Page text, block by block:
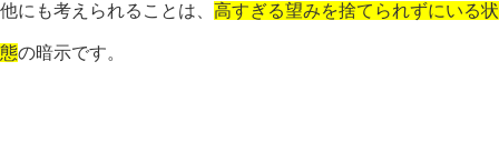
他にも考えられることは、 高すぎる望みを捨てられずにいる状
態の暗示です。